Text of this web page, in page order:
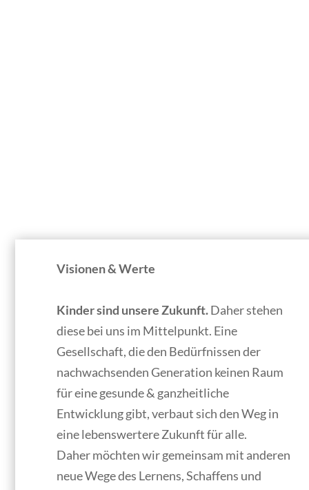
Visionen & Werte
Kinder sind unsere Zukunft.Daher stehen
diese bei uns im Mittelpunkt. Eine
Gesellschaft, die den Bedürfnissen der
nachwachsenden Generation keinen Raum
für eine gesunde & ganzheitliche
Entwicklung gibt, verbaut sich den Weg in
eine lebenswertere Zukunft für alle.
Daher möchten wir gemeinsam mit anderen
neue Wege des Lernens, Schaffens und